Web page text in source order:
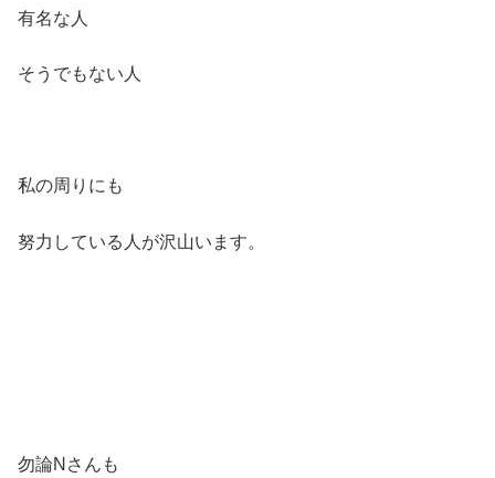
有名な人
そうでもない人
私の周りにも
努力している人が沢山います。
勿論Nさんも